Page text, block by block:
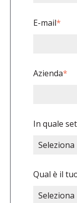
E-mail*
Azienda*
In quale
Qual è il